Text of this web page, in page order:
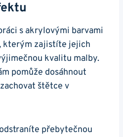
s akrylovými barvami
kterým zajistíte jejich​
kvalitu malby.
pomůže dosáhnout
štětce​ v
přebytečnou